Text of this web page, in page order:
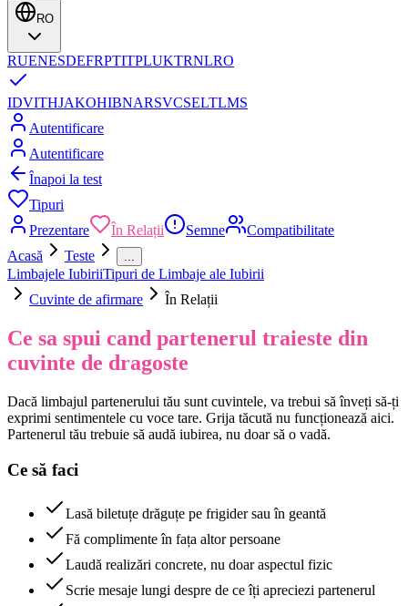
RO
RUENESDEFRPTITPLUKTRNLRO
IDVITHJAKOHIBNARSVCSELTLMS
Autentificare
Autentificare
Înapoi la test
Tipuri
Prezentare
În Relații Semne
Compatibilitate
Acasă
Teste ...
Limbajele IubiriiTipuri de Limbaje ale Iubirii
Cuvinte de afirmare
În Relații
Ce sa spui cand partenerul traieste din
cuvinte de dragoste
Dacă limbajul partenerului tău sunt cuvintele, va trebui să înveți să-ți
exprimi sentimentele cu voce tare. Grija tăcută nu funcționează aici.
Partenerul tău trebuie să audă iubirea, nu doar să o vadă.
Ce să faci
Lasă biletuțe drăguțe pe frigider sau în geantă
Fă complimente în fața altor persoane
Laudă realizări concrete, nu doar aspectul fizic
Scrie mesaje lungi despre de ce îți apreciezi partenerul